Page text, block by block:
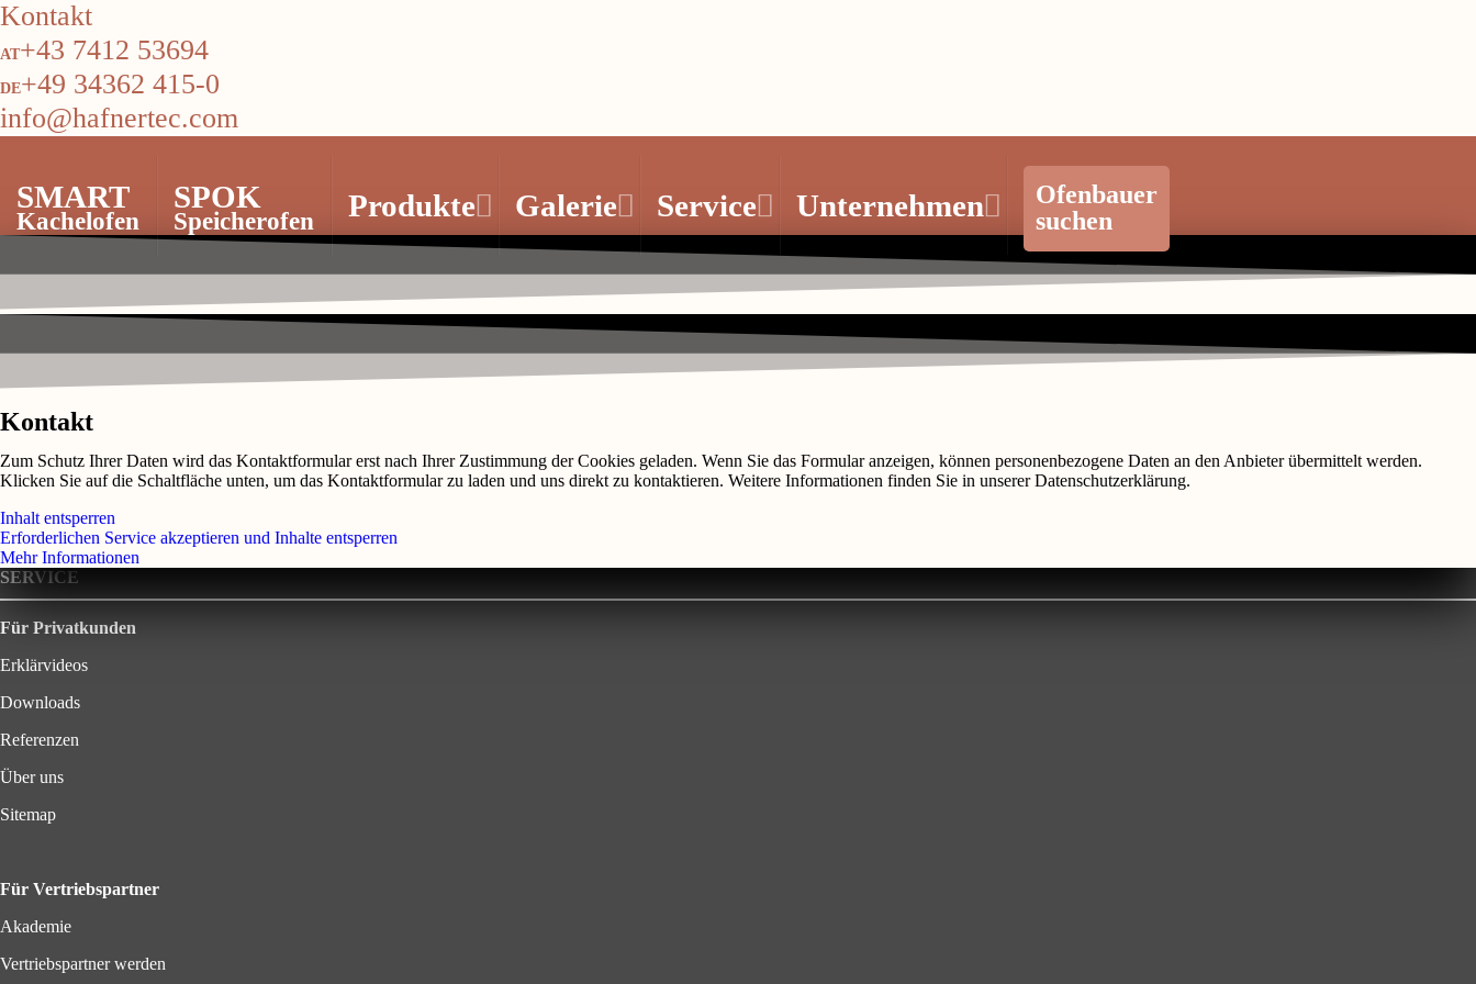
Kontakt
+43 7412 53694
+49 34362 415-0
info@hafnertec.com
SMART
Kachelofen
SPOK
Speicherofen Produkte Galerie Service Unternehmen
Ofenbauer
suchen
Kontakt
Zum Schutz Ihrer Daten wird das Kontaktformular erst nach Ihrer Zustimmung der Cookies geladen. Wenn Sie das Formular anzeigen, können personenbezogene Daten an den Anbieter übermittelt werden.
Klicken Sie auf die Schaltfläche unten, um das Kontaktformular zu laden und uns direkt zu kontaktieren. Weitere Informationen finden Sie in unserer Datenschutzerklärung.
Inhalt entsperren
Erforderlichen Service akzeptieren und Inhalte entsperren
Mehr Informationen
SERVICE
Für Privatkunden
Erklärvideos
Downloads
Referenzen
Über uns
Sitemap
Für Vertriebspartner
Akademie
Vertriebspartner werden